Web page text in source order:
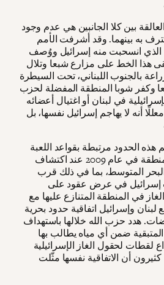
بين كلا الجانبين هي عدم وجود
به بينهما. وقد أشرفت الأمم
الذي انسحبت منه إسرائيل ووُصف
هذا الخط على مزارع شبعا وتلال
بالجنوب اللبناني، تحت السيطرة
وكفر شوبا المنطقة المفضلة لحزب
في لبنان أو اغتيال أعضائه
بعد عام 2011، معللًا أنه لا يهاجم إسرائيل نفسها، بل
الحدود مرتبطة بقواعد اللعبة
الاقتصادية الكبيرة في المنطقة في عام 2009 عند اكتشاف
المتوسط، بما في ذلك قرب
إسرائيل في عرض عقود على
في المنطقة المتنازع عليها مع
وفي عام 2022، وقع لبنان وإسرائيل اتفاقية حدود بحرية
هدد حزب الله خلالها باستهداف
المتبقية ضمن أي مياه يطالب بها
لقطات لحقول الغاز الإسرائيلية
أن الاتفاقية نفسها مثّلت